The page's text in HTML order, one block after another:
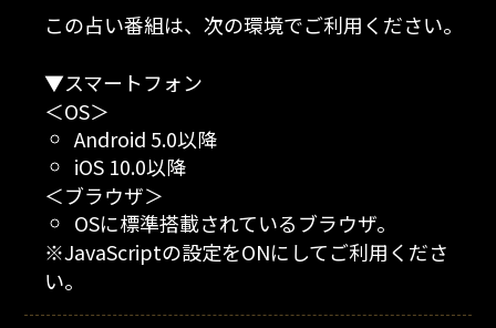
この占い番組は、次の環境でご利用ください。
▼スマートフォン
＜OS＞
Android 5.0以降
iOS 10.0以降
＜ブラウザ＞
OSに標準搭載されているブラウザ。
※JavaScriptの設定をONにしてご利用くださ
い。